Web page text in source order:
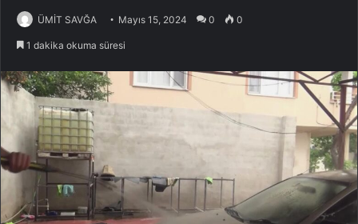
ÜMİT SAVĞA Mayıs 15, 2024 0 0
1 dakika okuma süresi